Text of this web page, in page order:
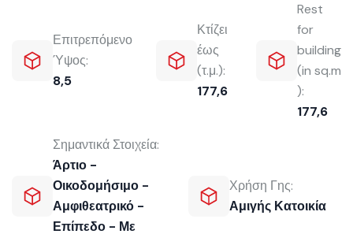
Επιτρεπόμενο
Ύψος:
8,5
Κτίζει
έως
(τ.μ.):
177,6
Rest
for
building
(in sq.m
):
177,6
Σημαντικά Στοιχεία:
Άρτιο -
Οικοδομήσιμο -
Αμφιθεατρικό -
Επίπεδο - Με
Χρήση Γης:
Αμιγής Κατοικία